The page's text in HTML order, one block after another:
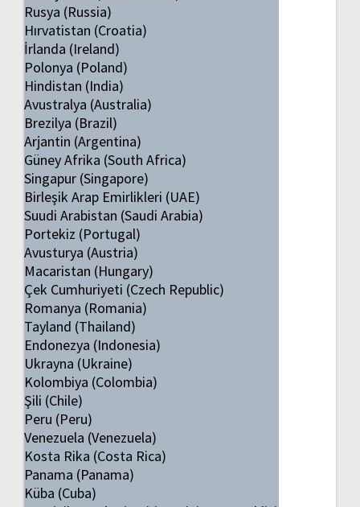
Rusya (Russia)
Hırvatistan (Croatia)
İrlanda (Ireland)
Polonya (Poland)
Hindistan (India)
Avustralya (Australia)
Brezilya (Brazil)
Arjantin (Argentina)
Güney Afrika (South Africa)
Singapur (Singapore)
Birleşik Arap Emirlikleri (UAE)
Suudi Arabistan (Saudi Arabia)
Portekiz (Portugal)
Avusturya (Austria)
Macaristan (Hungary)
Çek Cumhuriyeti (Czech Republic)
Romanya (Romania)
Tayland (Thailand)
Endonezya (Indonesia)
Ukrayna (Ukraine)
Kolombiya (Colombia)
Şili (Chile)
Peru (Peru)
Venezuela (Venezuela)
Kosta Rika (Costa Rica)
Panama (Panama)
Küba (Cuba)